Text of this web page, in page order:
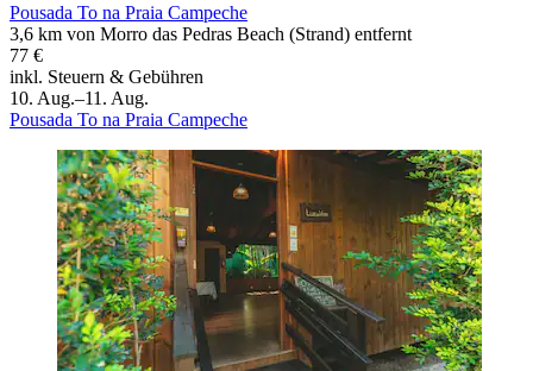
Pousada To na Praia Campeche
3,6 km von Morro das Pedras Beach (Strand) entfernt
77 €
inkl. Steuern & Gebühren
10. Aug.–11. Aug.
Pousada To na Praia Campeche